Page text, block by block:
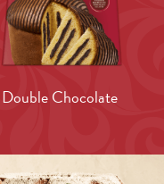
Double Chocolate